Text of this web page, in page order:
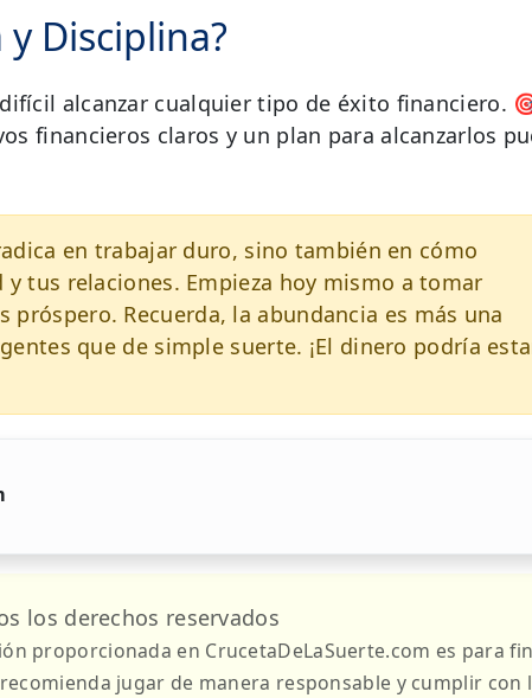
y Disciplina?
alcanzar cualquier tipo de éxito financiero.
financieros claros y un plan para alcanzarlos
en trabajar duro, sino también en cómo
tus relaciones. Empieza hoy mismo a tomar
Recuerda, la abundancia es más una
que de simple suerte. ¡El dinero podría
los derechos reservados
proporcionada en CrucetaDeLaSuerte.com es para
jugar de manera responsable y cumplir